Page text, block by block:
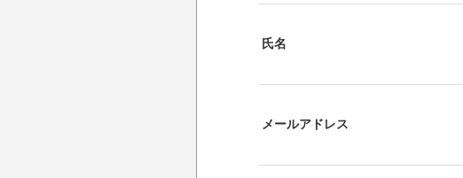
氏名
メールアドレス